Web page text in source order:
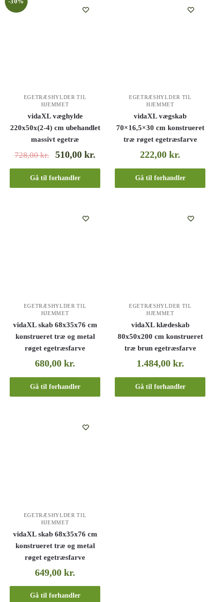
EGETRÆSHYLDER TIL
HJEMMET
vidaXL væghylde
220x50x(2-4) cm ubehandlet
massivt egetræ
728,00kr. 510,00kr.
Gå til forhandler
EGETRÆSHYLDER TIL
HJEMMET
vidaXL vægskab
70×16,5×30 cm konstrueret
træ røget egetræsfarve
222,00kr.
Gå til forhandler
EGETRÆSHYLDER TIL
HJEMMET
vidaXL skab 68x35x76 cm
konstrueret træ og metal
røget egetræsfarve
680,00kr.
Gå til forhandler
EGETRÆSHYLDER TIL
HJEMMET
vidaXL klædeskab
80x50x200 cm konstrueret
træ brun egetræsfarve
1.484,00 kr.
Gå til forhandler
EGETRÆSHYLDER TIL
HJEMMET
vidaXL skab 68x35x76 cm
konstrueret træ og metal
røget egetræsfarve
649,00kr.
Gå til forhandler